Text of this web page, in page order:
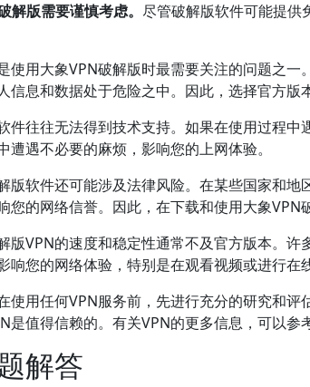
解版需要谨慎考虑。 尽管破解版软件可能提供
使用大象VPN破解版时最需要关注的问题之
信息和数据处于危险之中。因此，选择官方版
件往往无法得到技术支持。如果在使用过程
遭遇不必要的麻烦，影响您的上网体验。
版软件还可能涉及法律风险。在某些国家和
您的网络信誉。因此，在下载和使用大象VPN
版VPN的速度和稳定性通常不及官方版本。
响您的网络体验，特别是在观看视频或进行在
使用任何VPN服务前，先进行充分的研究和
是值得信赖的。有关VPN的更多信息，可以参
解答